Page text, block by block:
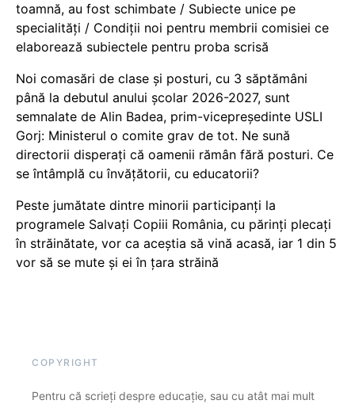
toamnă, au fost schimbate / Subiecte unice pe
specialități / Condiții noi pentru membrii comisiei ce
elaborează subiectele pentru proba scrisă
Noi comasări de clase și posturi, cu 3 săptămâni
până la debutul anului școlar 2026-2027, sunt
semnalate de Alin Badea, prim-vicepreședinte USLI
Gorj: Ministerul o comite grav de tot. Ne sună
directorii disperați că oamenii rămân fără posturi. Ce
se întâmplă cu învățătorii, cu educatorii?
Peste jumătate dintre minorii participanți la
programele Salvați Copiii România, cu părinți plecați
în străinătate, vor ca aceștia să vină acasă, iar 1 din 5
vor să se mute și ei în țara străină
COPYRIGHT
Pentru că scrieți despre educație, sau cu atât mai mult